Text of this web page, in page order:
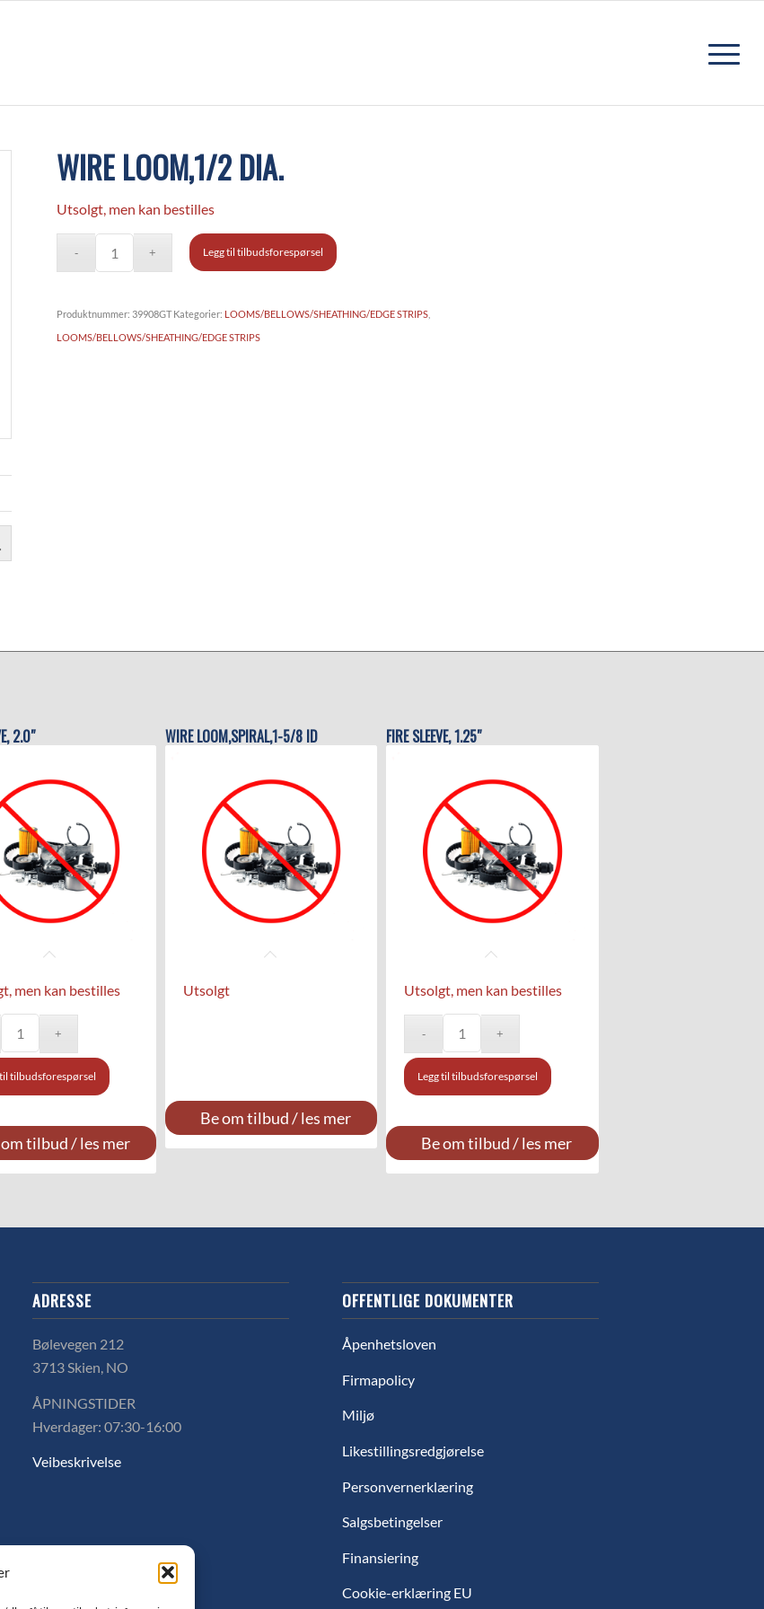
WIRE LOOM,1/2 DIA.
Utsolgt, men kan bestilles
Legg til tilbudsforespørsel
Produktnummer: 39908GT Kategorier: LOOMS/BELLOWS/SHEATHING/EDGE STRIPS
LOOMS/BELLOWS/SHEATHING/EDGE STRIPS
2.0″
men kan bestilles
til tilbudsforespørsel
tilbud / les mer
WIRE LOOM,SPIRAL,1-5/8 ID
Utsolgt
Be om tilbud / les mer
FIRE SLEEVE, 1.25″
Utsolgt, men kan bestilles
Legg til tilbudsforespørsel
Be om tilbud / les mer
ADRESSE
Bølevegen 212
3713 Skien, NO
ÅPNINGSTIDER
Hverdager: 07:30-16:00
Veibeskrivelse
OFFENTLIGE DOKUMENTER
Åpenhetsloven
Firmapolicy
Miljø
Likestillingsredgjørelse
Personvernerklæring
Salgsbetingelser
Finansiering
Cookie-erklæring EU